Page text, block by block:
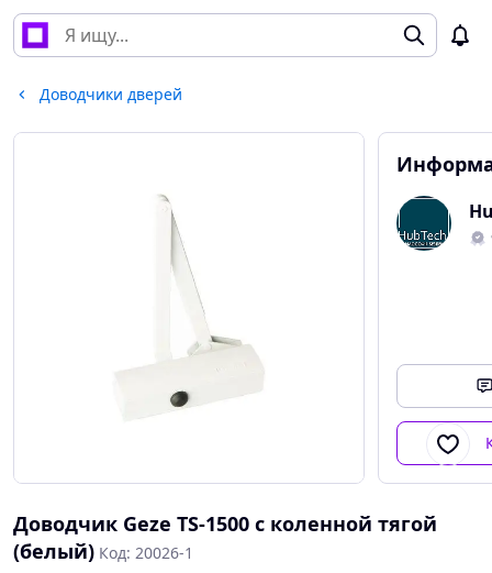
Доводчики дверей
Доводчик Geze TS-1500 с коленной тягой
(белый) Код: 20026-1